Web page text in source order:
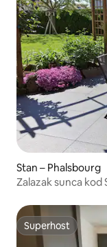
Stan – Phalsbourg
Zalazak sunca kod
Superhost
Superhost